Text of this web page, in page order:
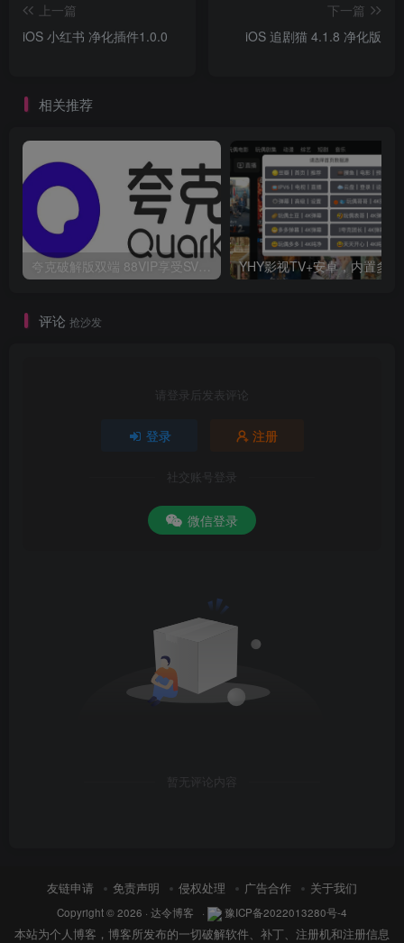
上一篇
iOS 小红书 净化插件1.0.0
下一篇
iOS 追剧猫 4.1.8 净化版
相关推荐
夸克破解版双端 88VIP享受SVIP权限
评论 抢沙发
请登录后发表评论
登录 注册
社交账号登录
微信登录
暂无评论内容
友链申请 免责声明 侵权处理 广告合作 关于我们
Copyright © 2026 · 达令博客 · 豫ICP备2022013280号-4
本站为个人博客，博客所发布的一切破解软件、补丁、注册机和注册信息